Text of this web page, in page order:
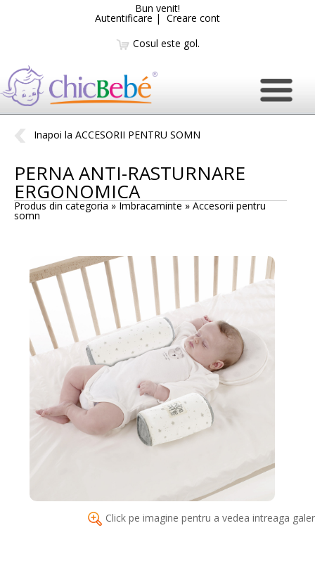
Bun venit!
Autentificare | Creare cont
Cosul este gol.
Inapoi la ACCESORII PENTRU SOMN
PERNA ANTI-RASTURNARE
ERGONOMICA
Produs din categoria » Imbracaminte »Accesorii pentru
somn
Click pe imagine pentru a vedea intreaga